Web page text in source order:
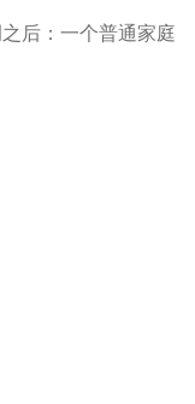
后：一个普通家庭